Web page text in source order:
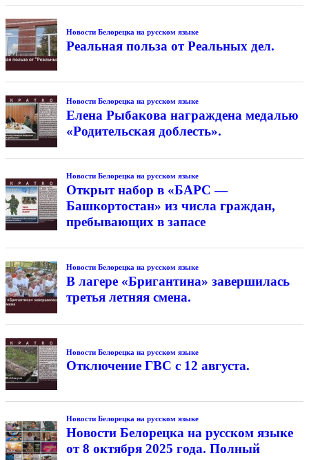
Новости Белорецка на русском языке
Реальная польза от Реальных дел.
Новости Белорецка на русском языке
Елена Рыбакова награждена медалью
«Родительская доблесть».
Новости Белорецка на русском языке
Открыт набор в «БАРС —
Башкортостан» из числа граждан,
пребывающих в запасе
Новости Белорецка на русском языке
В лагере «Бригантина» завершилась
третья летняя смена.
Новости Белорецка на русском языке
Отключение ГВС с 12 августа.
Новости Белорецка на русском языке
Новости Белорецка на русском языке
от 8 октября 2025 года. Полный